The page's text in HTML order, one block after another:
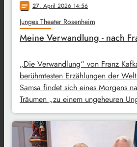
notes 27. April 2026 14:56
Junges Theater Rosenheim
Meine Verwandlung - nach
„Die Verwandlung“ von Franz
berühmtesten Erzählungen der
Samsa findet sich eines Morgens
Träumen „zu einem ungeheuren